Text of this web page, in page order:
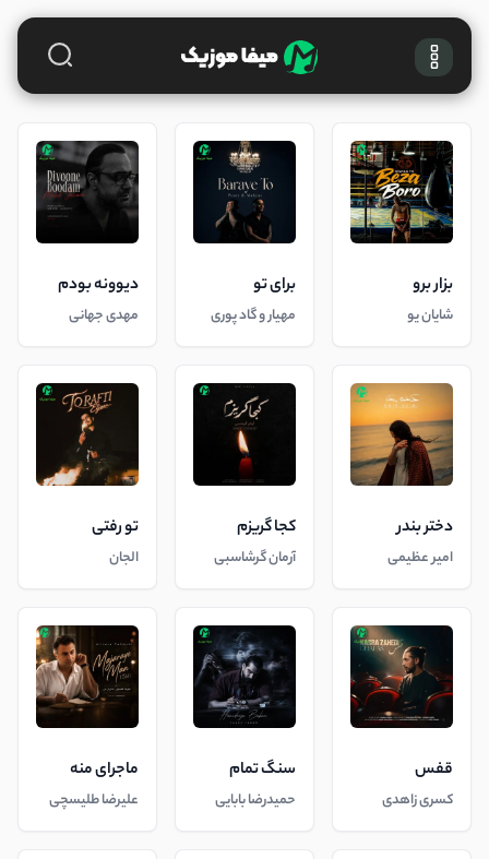
بزار برو
شایان یو
برای تو
مهیار و گاد پوری
دیوونه بودم
مهدی جهانی
دختر بندر
امیر عظیمی
کجا گریزم
آرمان گرشاسبی
تو رفتی
الجان
قفس
کسری زاهدی
سنگ تمام
حمیدرضا بابایی
ماجرای منه
علیرضا طلیسچی